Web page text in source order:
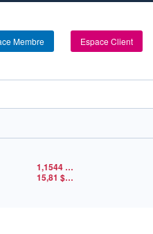
Membre Espace Client
1,1544
15,81 $US